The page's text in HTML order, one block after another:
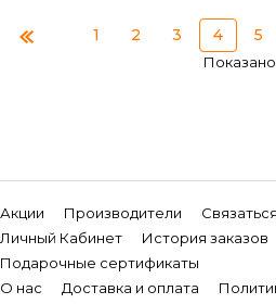
1 2 3 4 5
Показано
Акции Производители
Личный Кабинет
История заказов
Подарочные сертификаты
О нас
Доставка и оплата